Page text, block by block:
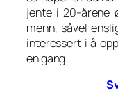
jente i 20-årene
menn, såvel
interessert i å
en gang.